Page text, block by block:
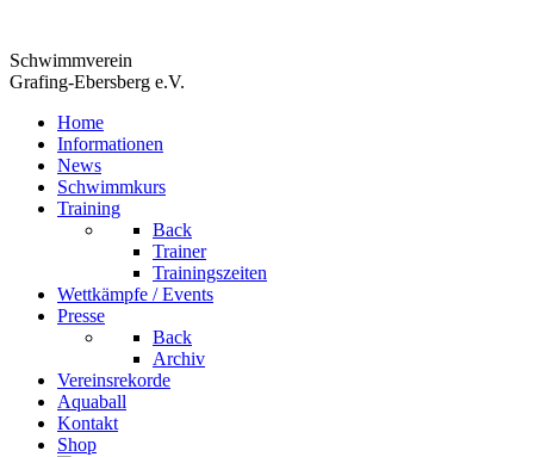
Schwimmverein
Grafing-Ebersberg e.V.
Home
Informationen
News
Schwimmkurs
Training
Back
Trainer
Trainingszeiten
Wettkämpfe / Events
Presse
Back
Archiv
Vereinsrekorde
Aquaball
Kontakt
Shop